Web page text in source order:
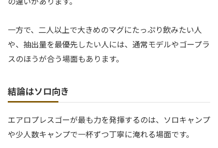
一方で、二人以上で大きめのマグにたっぷり飲みたい人
や、抽出量を最優先したい人には、通常モデルやゴープラ
スのほうが合う場面もあります。
結論はソロ向き
エアロプレスゴーが最も力を発揮するのは、ソロキャンプ
や少人数キャンプで一杯ずつ丁寧に淹れる場面です。